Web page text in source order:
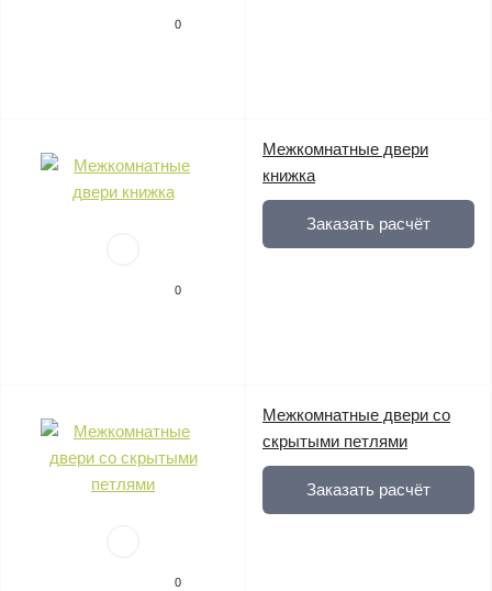
0
0
Межкомнатные двери
книжка
Заказать расчёт
0
Межкомнатные двери со
скрытыми петлями
Заказать расчёт